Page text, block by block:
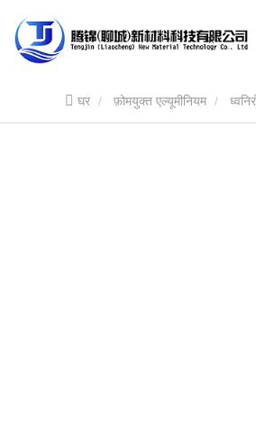
घर
घर फ़ोमयुक्त एल्यूमीनियम